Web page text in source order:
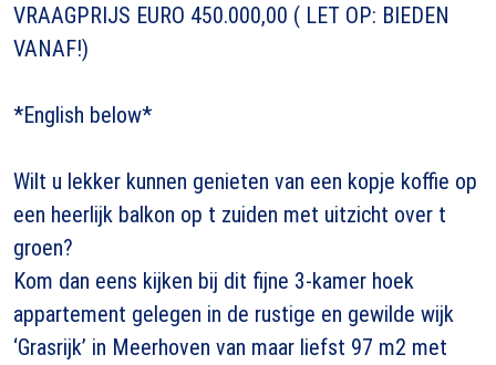
VRAAGPRIJS EURO 450.000,00 ( LET OP: BIEDEN
VANAF!)
*English below*
Wilt u lekker kunnen genieten van een kopje koffie op
een heerlijk balkon op t zuiden met uitzicht over t
groen?
Kom dan eens kijken bij dit fijne 3-kamer hoek
appartement gelegen in de rustige en gewilde wijk
‘Grasrijk’ in Meerhoven van maar liefst 97 m2 met